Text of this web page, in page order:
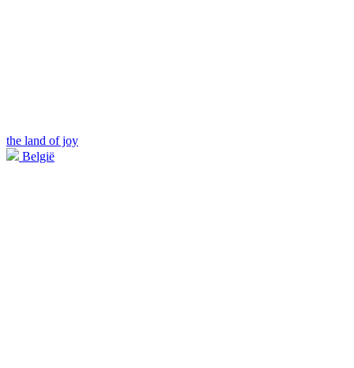
the land of joy
België